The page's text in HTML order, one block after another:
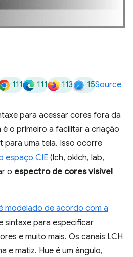
111 111 113 15Source
para acessar cores fora da
é o primeiro a facilitar a criação
para uma tela. Isso ocorre
espaço CIE (lch, oklch, lab,
o espectro de cores visível
modelado de acordo com a
sintaxe para especificar
e muito mais. Os canais LCH
e matiz. Hue é um ângulo,